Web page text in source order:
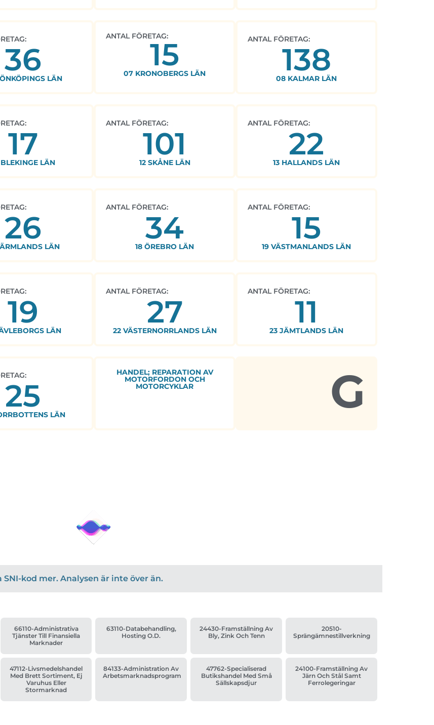
36
LÄN
ANTAL FÖRETAG:
15
07 KRONOBERGS LÄN
ANTAL FÖRETAG:
138
08 KALMAR LÄN
17
LÄN
ANTAL FÖRETAG:
101
12 SKÅNE LÄN
ANTAL FÖRETAG:
22
13 HALLANDS LÄN
26
LÄN
ANTAL FÖRETAG:
34
18 ÖREBRO LÄN
ANTAL FÖRETAG:
15
19 VÄSTMANLANDS LÄN
19
LÄN
ANTAL FÖRETAG:
27
22 VÄSTERNORRLANDS LÄN
ANTAL FÖRETAG:
11
23 JÄMTLANDS LÄN
25
LÄN
HANDEL; REPARATION AV
MOTORFORDON OCH
MOTORCYKLAR G
kod mer. Analysen är inte över än.
66110-Administrativa
Tjänster Till Finansiella
Marknader
63110-Databehandling,
Hosting O.d.
24430-Framställning Av
Bly, Zink Och Tenn
20510-
Sprängämnestillverkning
47112-Livsmedelshandel
Med Brett Sortiment, Ej
Varuhus Eller
Stormarknad
84133-Administration Av
Arbetsmarknadsprogram
47762-Specialiserad
Butikshandel Med Små
Sällskapsdjur
24100-Framställning Av
Järn Och Stål Samt
Ferrolegeringar